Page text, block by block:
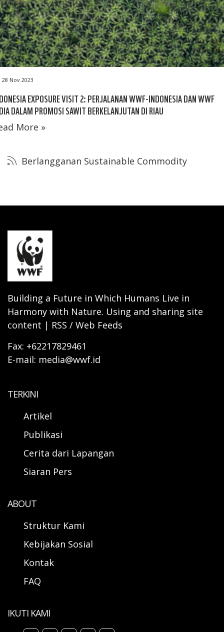
28 Nov 2023
EXPOSURE VISIT 2: PERJALANAN WWF-INDONESIA DAN WWF
DALAM PROMOSI SAWIT BERKELANJUTAN DI RIAU
More »
Berlangganan Sustainable Commodity
Building a Future in Which Humans Live in
Harmony with Nature. Using and sharing site
content | RSS / Web Feeds
Fax: +62217829461
E-mail: media@wwf.id
TERKINI
Artikel
Publikasi
Cerita dari Lapangan
Siaran Pers
ABOUT
Struktur Kami
Kebijakan Sosial
Kontak
FAQ
IKUTI KAMI